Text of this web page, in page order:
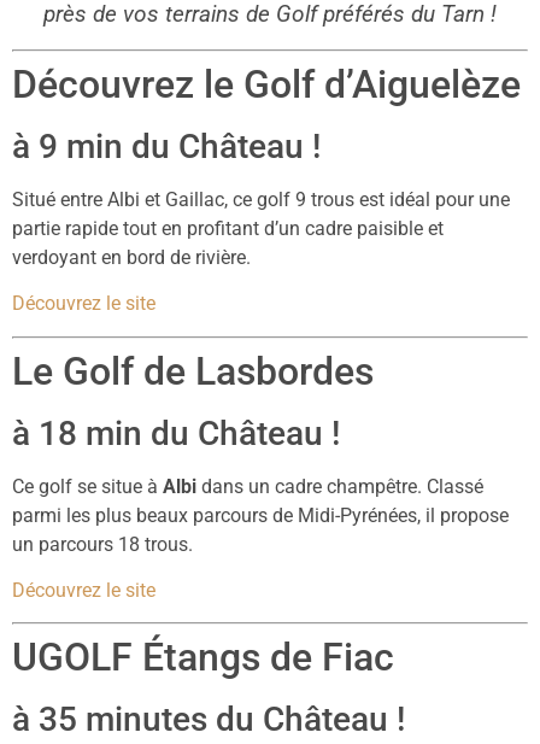
près de vos terrains de Golf préférés du Tarn !
Découvrez le Golf d’Aiguelèze
à 9 min du Château !
Situé entre Albi et Gaillac, ce golf 9 trous est idéal pour une
partie rapide tout en profitant d’un cadre paisible et
verdoyant en bord de rivière.
Découvrez le site
Le Golf de Lasbordes
à 18 min du Château !
Ce golf se situe à Albi dans un cadre champêtre. Classé
parmi les plus beaux parcours de Midi-Pyrénées, il propose
un parcours 18 trous.
Découvrez le site
UGOLF Étangs de Fiac
à 35 minutes du Château !